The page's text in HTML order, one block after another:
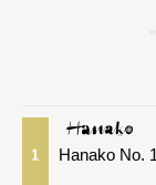
1 Hanako No.